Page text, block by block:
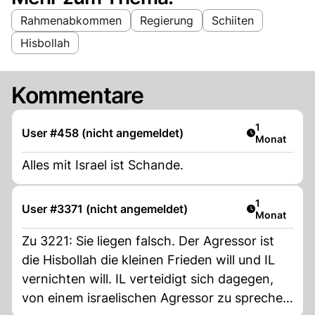
Rahmenabkommen Regierung
Schiiten
Hisbollah
Kommentare
User #458 (nicht angemeldet) Artikel
1
Monat
Alles mit Israel ist Schande.
User #3371 (nicht angemeldet) Artikel
1
Monat
Zu 3221: Sie liegen falsch. Der Agressor ist
die Hisbollah die kleinen Frieden will und IL
vernichten will. IL verteidigt sich dagegen,
von einem israelischen Agressor zu sprechen